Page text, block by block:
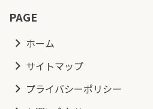
PAGE
ホーム
サイトマップ
プライバシーポリシー